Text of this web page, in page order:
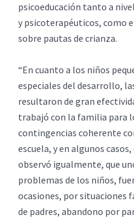
psicoeducación tanto a
y psicoterapéuticos, como
sobre pautas de crianza.
“En cuanto a los niños
especiales del desarrollo,
resultaron de gran
trabajó con la familia para
contingencias coherente
escuela, y en algunos
observó igualmente, que
problemas de los niños,
ocasiones, por situaciones
de padres, abandono por